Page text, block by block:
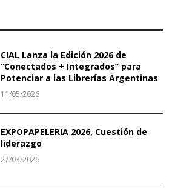
CIAL Lanza la Edición 2026 de
“Conectados + Integrados” para
Potenciar a las Librerías Argentinas
11/05/2026
EXPOPAPELERIA 2026, Cuestión de
liderazgo
27/03/2026